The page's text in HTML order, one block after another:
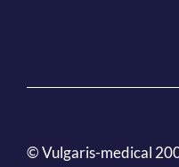
© Vulgaris-medical